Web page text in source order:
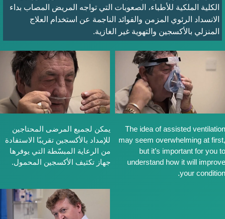
الكلية الملكية للأطباء، الصعوبات التي تواجه المريض المصاب بداء
الانسداد الرئوي المزمن والفوائد الناجمة عن استخدام العلاج
المنزلي بالأكسجين والتهوية غير الغازية.
يمكن لجميع المرضى المحتاجين
للإمداد بالأكسجين تقريبًا الاستفادة
من الرعاية المبسّطة التي يوفرها
جهاز تكثيف الأكسجين المحمول.
The idea of assisted
may seem overwhelming at
but it’s important for you
understand how it will
your